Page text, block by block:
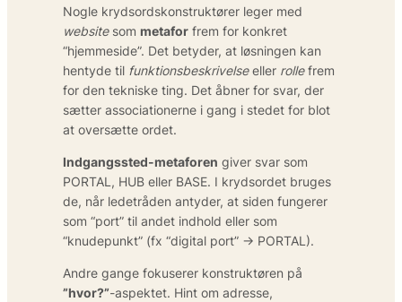
Nogle krydsords­konstruktører leger med
websitesom metafor frem for konkret
“hjemmeside”. Det betyder, at løsningen kan
hentyde til funktions­beskrivelseeller rollefrem
for den tekniske ting. Det åbner for svar, der
sætter associationerne i gang i stedet for blot
at oversætte ordet.
Indgangssted-metaforen giver svar som
PORTAL , HUB eller BASE. I krydsordet bruges
de, når ledetråden antyder, at siden fungerer
som “port” til andet indhold eller som
“knudepunkt” (fx “digital port” → PORTAL).
Andre gange fokuserer konstruktøren på
”hvor?”-aspektet. Hint om adresse,